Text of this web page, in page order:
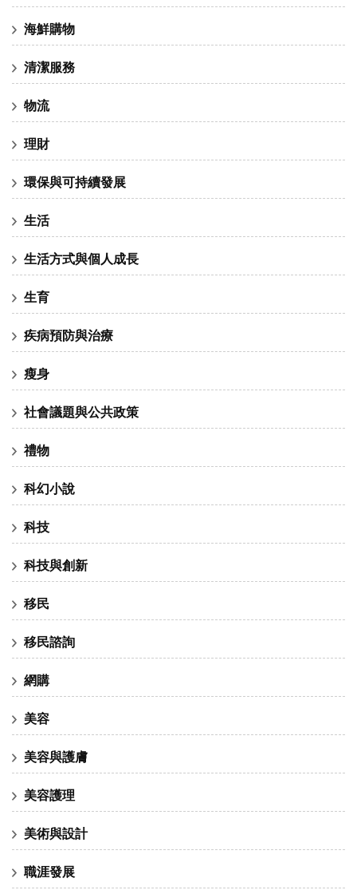
海鮮購物
清潔服務
物流
理財
環保與可持續發展
生活
生活方式與個人成長
生育
疾病預防與治療
瘦身
社會議題與公共政策
禮物
科幻小說
科技
科技與創新
移民
移民諮詢
網購
美容
美容與護膚
美容護理
美術與設計
職涯發展